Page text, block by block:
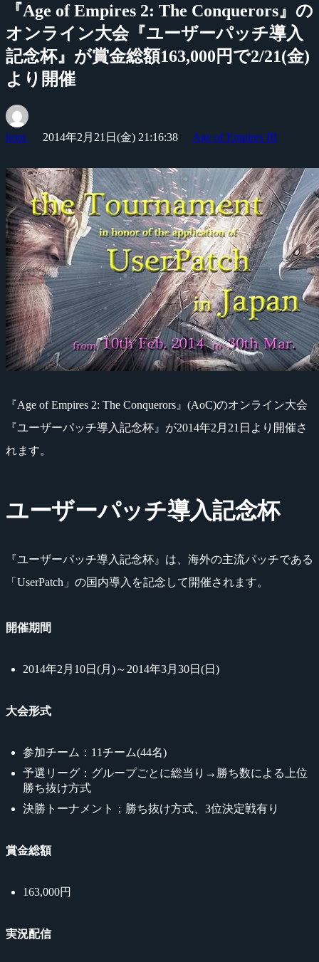
『Age of Empires 2: The Conquerors』の
オンライン大会『ユーザーパッチ導入
記念杯』が賞金総額163,000円で2/21(金)
より開催
kom 2014年2月21日(金) 21:16:38 Age of Empires III
『Age of Empires 2: The Conquerors』(AoC)のオンライン大会
『ユーザーパッチ導入記念杯』が2014年2月21日より開催さ
れます。
ユーザーパッチ導入記念杯
『ユーザーパッチ導入記念杯』は、海外の主流パッチである
「UserPatch」の国内導入を記念して開催されます。
開催期間
2014年2月10日(月)～2014年3月30日(日)
大会形式
参加チーム：11チーム(44名)
予選リーグ：グループごとに総当り→勝ち数による上位
勝ち抜け方式
決勝トーナメント：勝ち抜け方式、3位決定戦有り
賞金総額
163,000円
実況配信